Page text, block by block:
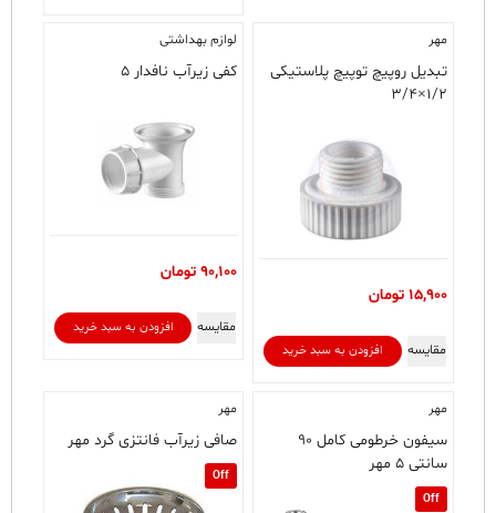
مهر
تبدیل روپیچ توپیچ پلاستیکی
۱/۲×۳/۴
15,900 تومان
افزودن به سبد خرید مقایسه
لوازم بهداشتی
کفی زیرآب نافدار ۵
90,100 تومان
افزودن به سبد خرید مقایسه
مهر
سیفون خرطومی کامل ۹۰
سانتی ۵ مهر
Off
مهر
صافی زیرآب فانتزی گرد مهر
Off